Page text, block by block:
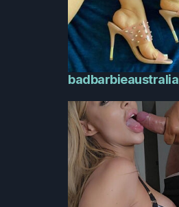
badbarbieaustralia